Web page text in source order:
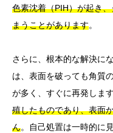
色素沈着（PIH）が起き
まうことがあります。
さらに、根本的な解決に
は、表面を破っても角質
が多く、すぐに再発します
殖したものであり、表面
ん。自己処置は一時的に